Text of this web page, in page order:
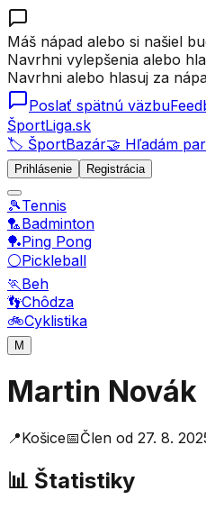
Máš nápad alebo si našiel
Navrhni vylepšenia alebo
Navrhni alebo hlasuj za
Poslať spätnú väzbu
ŠportLiga.sk
🏷️ ŠportBazár🤝 Hľadám
Prihlásenie Registrácia
🎾Tennis
🏸Badminton
🏓Ping Pong
⚪Pickleball
🏃Beh
👣Chôdza
🚲Cyklistika
M
Martin Novák
📍Košice📅Člen od 27. 8.
📊 Štatistiky